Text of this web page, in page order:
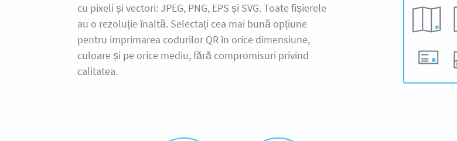
cu pixeli și vectori: JPEG, PNG, EPS și SVG. Toate fișierele
au o rezoluție înaltă. Selectați cea mai bună opțiune
pentru imprimarea codurilor QR în orice dimensiune,
culoare și pe orice mediu, fără compromisuri privind
calitatea.